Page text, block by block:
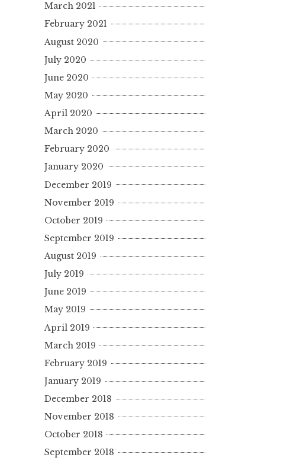
March 2021
February 2021
August 2020
July 2020
June 2020
May 2020
April 2020
March 2020
February 2020
January 2020
December 2019
November 2019
October 2019
September 2019
August 2019
July 2019
June 2019
May 2019
April 2019
March 2019
February 2019
January 2019
December 2018
November 2018
October 2018
September 2018